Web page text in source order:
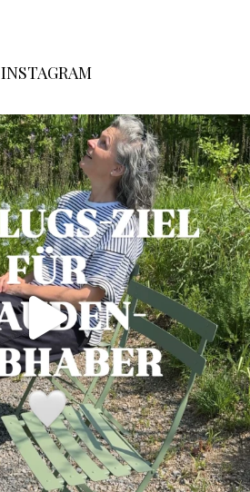
INSTAGRAM